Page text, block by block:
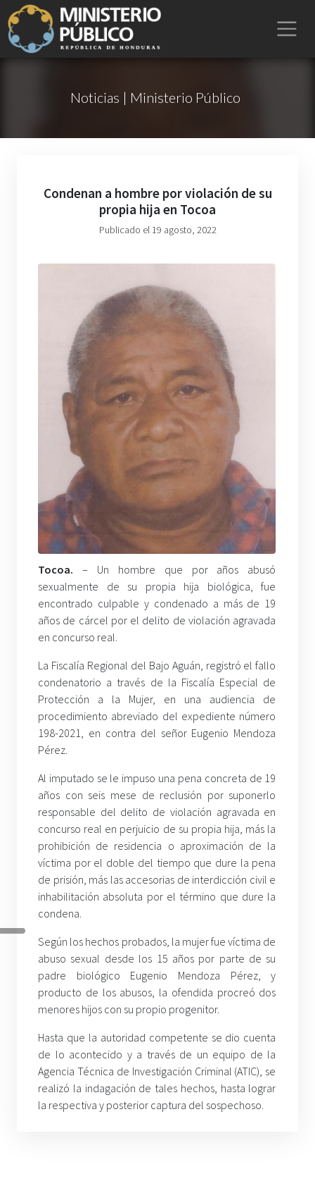
Noticias | Ministerio Público
Condenan a hombre por violación de su
propia hija en Tocoa
Publicado el 19 agosto, 2022
Tocoa. – Un hombre que por años abusó
sexualmente de su propia hija biológica, fue
encontrado culpable y condenado a más de 19
años de cárcel por el delito de violación agravada
en concurso real.
La Fiscalía Regional del Bajo Aguán, registró el fallo
condenatorio a través de la Fiscalía Especial de
Protección a la Mujer, en una audiencia de
procedimiento abreviado del expediente número
198-2021, en contra del señor Eugenio Mendoza
Pérez.
Al imputado se le impuso una pena concreta de 19
años con seis mese de reclusión por suponerlo
responsable del delito de violación agravada en
concurso real en perjuicio de su propia hija, más la
prohibición de residencia o aproximación de la
víctima por el doble del tiempo que dure la pena
de prisión, más las accesorias de interdicción civil e
inhabilitación absoluta por el término que dure la
condena.
Según los hechos probados, la mujer fue víctima de
abuso sexual desde los 15 años por parte de su
padre biológico Eugenio Mendoza Pérez, y
producto de los abusos, la ofendida procreó dos
menores hijos con su propio progenitor.
Hasta que la autoridad competente se dio cuenta
de lo acontecido y a través de un equipo de la
Agencia Técnica de Investigación Criminal (ATIC), se
realizó la indagación de tales hechos, hasta lograr
la respectiva y posterior captura del sospechoso.